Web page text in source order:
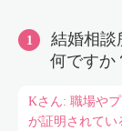
結婚相談
何ですか
Kさん: 職場や
が証明されてい